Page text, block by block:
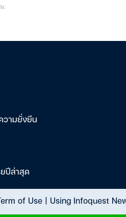
.
วามยั่งยืน
ปีล่าสุด
of Use| Using Infoquest